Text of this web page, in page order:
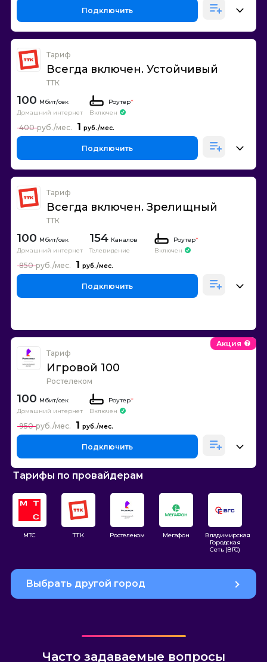
Подключить
Тариф
Всегда включен. Устойчивый
ТТК
100
Домашний интернет
Роутер*
Включен
1
400
Подключить
Тариф
Всегда включен. Зрелищный
ТТК
100
Домашний интернет
154 Каналов
Телевидение
Роутер*
Включен
1
850
Подключить
Тариф
Игровой 100
Ростелеком
Акция
100
Домашний интернет
Роутер*
Включен
1
950
Подключить
Тарифы по провайдерам
МТС ТТК Ростелеком Мегафон
Владимирская
Городская
Сеть (ВГС)
Выбрать другой город
Часто задаваемые вопросы